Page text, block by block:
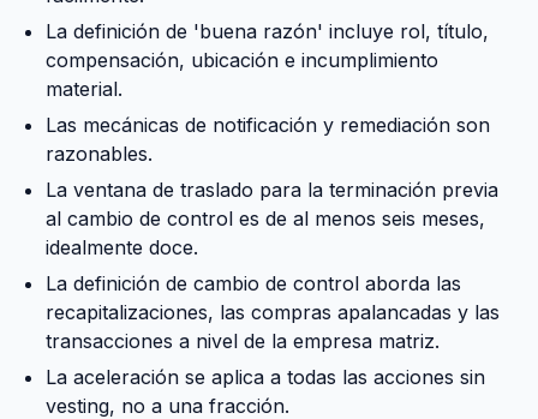
La definición de 'buena razón' incluye rol, título,
compensación, ubicación e incumplimiento
material.
Las mecánicas de notificación y remediación son
razonables.
La ventana de traslado para la terminación previa
al cambio de control es de al menos seis meses,
idealmente doce.
La definición de cambio de control aborda las
recapitalizaciones, las compras apalancadas y las
transacciones a nivel de la empresa matriz.
La aceleración se aplica a todas las acciones sin
vesting, no a una fracción.